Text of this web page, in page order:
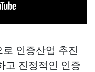
인증산업 추진
고 진정적인 인증